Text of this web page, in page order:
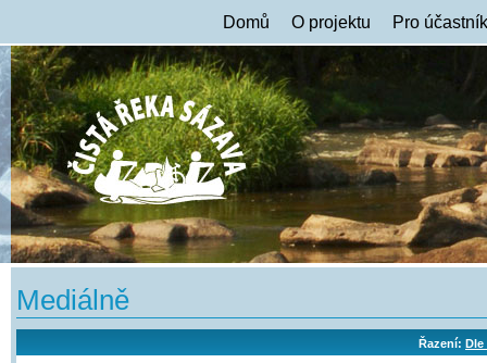
Domů O projektu Pro
Mediálně
Řazení: Dle